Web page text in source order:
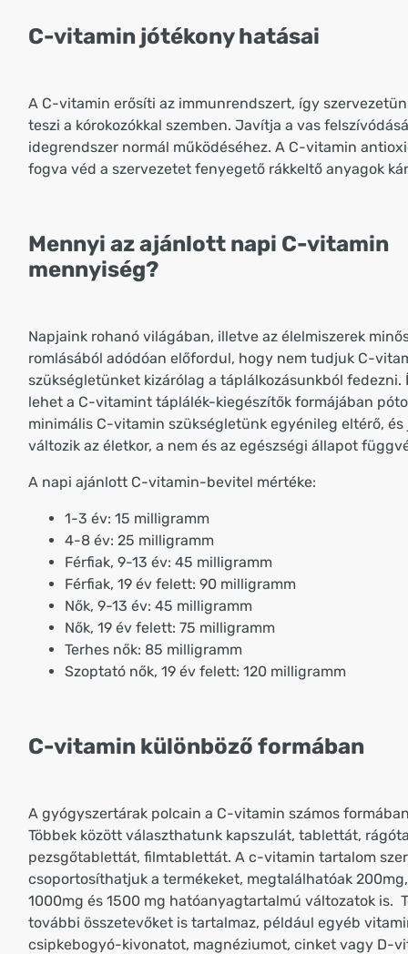
C-vitamin jótékony hatásai
A C-vitamin erősíti az immunrendszert, így
teszi a kórokozókkal szemben. Javítja a vas
idegrendszer normál működéséhez. A C-vitamin
fogva véd a szervezetet fenyegető rákkeltő anyagok
Mennyi az ajánlott napi C-vitamin
mennyiség?
Napjaink rohanó világában, illetve az élelmiszerek
romlásából adódóan előfordul, hogy nem tudjuk C-
szükségletünket kizárólag a táplálkozásunkból fedezni.
lehet a C-vitamint táplálék-kiegészítők formájában
minimális C-vitamin szükségletünk egyénileg eltérő, és
változik az életkor, a nem és az egészségi állapot
A napi ajánlott C-vitamin-bevitel mértéke:
1-3 év: 15 milligramm
4-8 év: 25 milligramm
Férfiak, 9-13 év: 45 milligramm
Férfiak, 19 év felett: 90 milligramm
Nők, 9-13 év: 45 milligramm
Nők, 19 év felett: 75 milligramm
Terhes nők: 85 milligramm
Szoptató nők, 19 év felett: 120 milligramm
C-vitamin különböző formában
A gyógyszertárak polcain a C-vitamin számos
Többek között választhatunk kapszulát, tablettát,
pezsgőtablettát, filmtablettát. A c-vitamin tartalom
csoportosíthatjuk a termékeket, megtalálhatóak
1000mg és 1500 mg hatóanyagtartalmú változatok is.
további összetevőket is tartalmaz, például egyéb
csipkebogyó-kivonatot, magnéziumot, cinket vagy D-